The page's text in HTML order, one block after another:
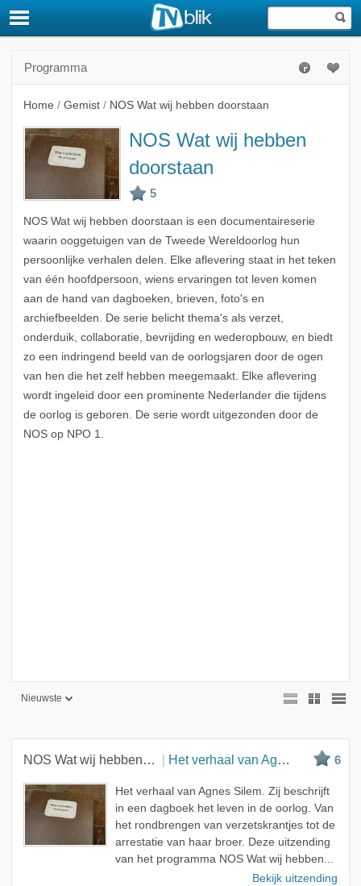
Programma
Home / Gemist / NOS Wat wij hebben doorstaan
NOS Wat wij hebben
doorstaan
NOS Wat wij hebben doorstaan is een documentaireserie
waarin ooggetuigen van de Tweede Wereldoorlog hun
persoonlijke verhalen delen. Elke aflevering staat in het teken
van één hoofdpersoon, wiens ervaringen tot leven komen
aan de hand van dagboeken, brieven, foto's en
archiefbeelden. De serie belicht thema's als verzet,
onderduik, collaboratie, bevrijding en wederopbouw, en biedt
zo een indringend beeld van de oorlogsjaren door de ogen
van hen die het zelf hebben meegemaakt. Elke aflevering
wordt ingeleid door een prominente Nederlander die tijdens
de oorlog is geboren. De serie wordt uitgezonden door de
NOS op NPO 1.
Nieuwste
A - Z
NOS Wat wij hebben doorstaan Het verhaal van Agnes Silem 6
Het verhaal van Agnes Silem. Zij beschrijft
in een dagboek het leven in de oorlog. Van
het rondbrengen van verzetskrantjes tot de
arrestatie van haar broer. Deze uitzending
van het programma NOS Wat wij hebben...
Bekijk uitzending